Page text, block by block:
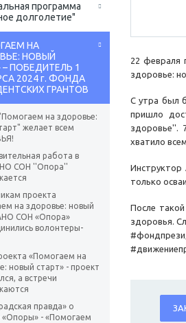
программа
долголетие"
НА
НОВЫЙ
– ПОБЕДИТЕЛЬ 1
2024 г. ФОНДА
ГРАНТОВ
на здоровье:
желает всем
работа в
СОН ''Опора''
проекта
на здоровье: новый
СОН «Опора»
волонтеры-
«Помогаем на
новый старт» - проект
а встречи
правда» о
«Опоры» - «Помогаем
22 февраля
здоровье:
С утра был
пришло
здоровье''.
хватило
Инструктор
только
После
здоровья.